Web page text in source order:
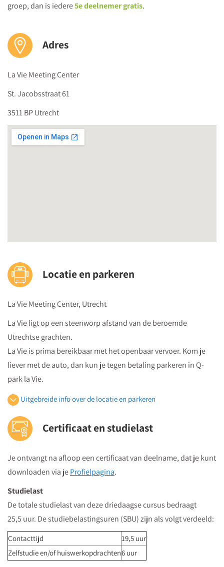
groep, dan is iedere5e deelnemer gratis.
Adres
La Vie Meeting Center
St. Jacobsstraat 61
3511 BP Utrecht
Locatie en parkeren
La Vie Meeting Center, Utrecht
La Vie ligt op een steenworp afstand van de beroemde
Utrechtse grachten.
La Vie is prima bereikbaar met het openbaar vervoer. Kom je
liever met de auto, dan kun je tegen betaling parkeren in Q-
park la Vie.
Je volgt vanuit Utrecht Centraal Station de bewegwijzeringborden
vervolgens vanuit winkelcentrum "Hoog Catharijne" volgt u de
borden "Vredenburg".
Regardz La Vie Utrecht bevindt zich tegenover het Vredenburg
(plein) en naast de Bijenkorf op de hoek
St.Jacobsstraat/Lange Viestraat.
Je kunt het meeting center bereiken viade ingang van het
kantorencomplex "La Vie" aan de St. Jacobsstraat
borden op de 4e etage zie je in welke zaal je moet zijn en daar
Uitgebreide info over de locatie en parkeren
Certificaat en studielast
Je ontvangt na afloop een certificaat van deelname, dat je kunt
downloaden via jeProfielpagina.
Studielast
De totale studielast van deze driedaagse cursus bedraagt
25,5 uur. De studiebelastingsuren (SBU) zijn als volgt verdeeld:
Contacttijd
19,5 uur
Zelfstudie en/of huiswerkopdrachten6 uur